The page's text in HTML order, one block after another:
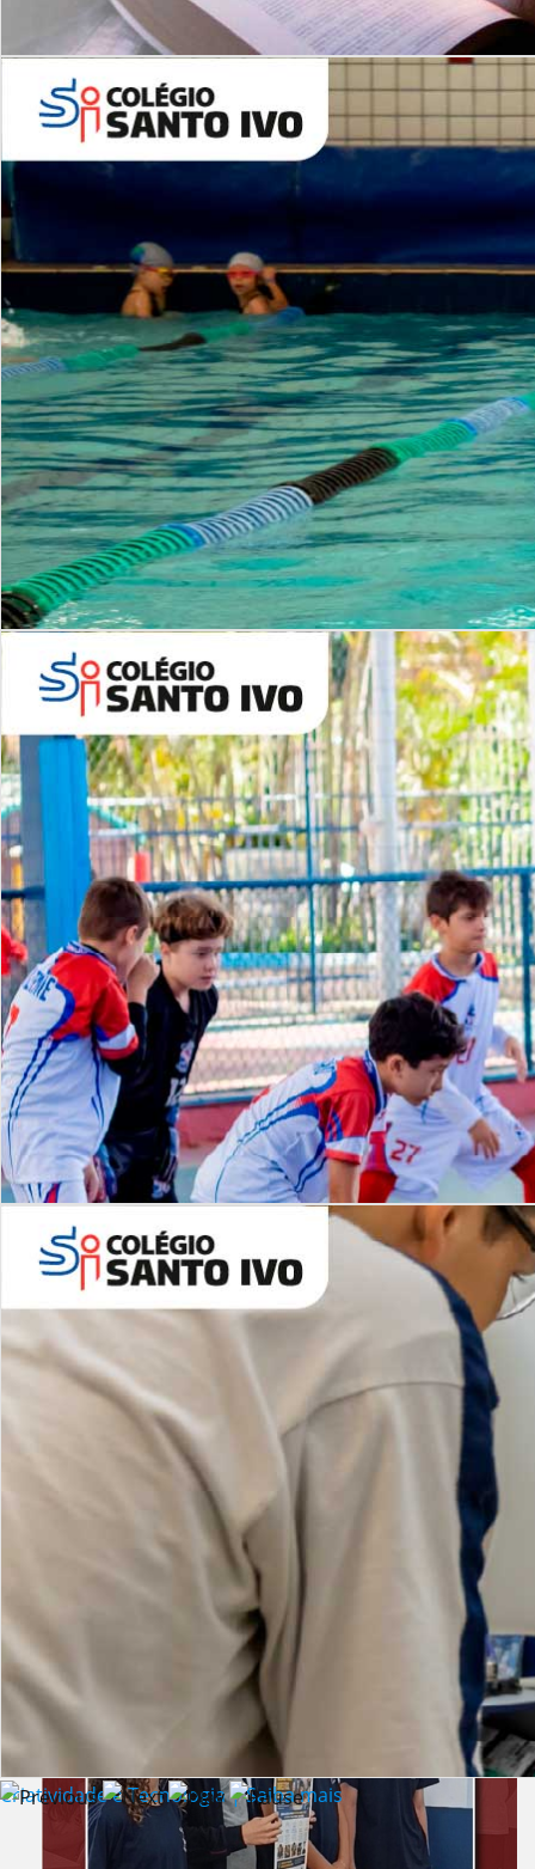
Leituras Literárias
Período Integral | Saiba mais
Desafios | Saiba mais
Criatividade e Tecnologia | Saiba mais
ALUNOS NOVOS
Entre em Contato
INSTITUCIONAL
Lista de vídeos
NOSSOCANAL